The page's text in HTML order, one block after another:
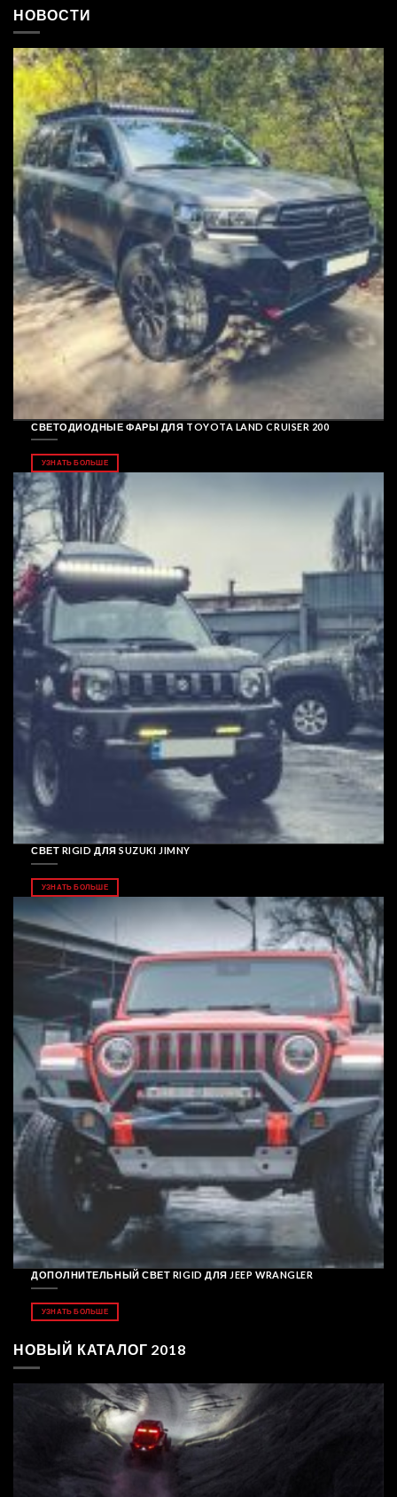
НОВОСТИ
СВЕТОДИОДНЫЕ ФАРЫ ДЛЯ TOYOTA LAND CRUISER 200
УЗНАТЬ БОЛЬШЕ
СВЕТ RIGID ДЛЯ SUZUKI JIMNY
УЗНАТЬ БОЛЬШЕ
ДОПОЛНИТЕЛЬНЫЙ СВЕТ RIGID ДЛЯ JEEP WRANGLER
УЗНАТЬ БОЛЬШЕ
НОВЫЙ КАТАЛОГ 2018